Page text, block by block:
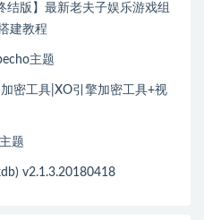
结版】最新老夫子娱乐游戏组
建教程
主题
密工具|XO引擎加密工具+视
题
v2.1.3.20180418